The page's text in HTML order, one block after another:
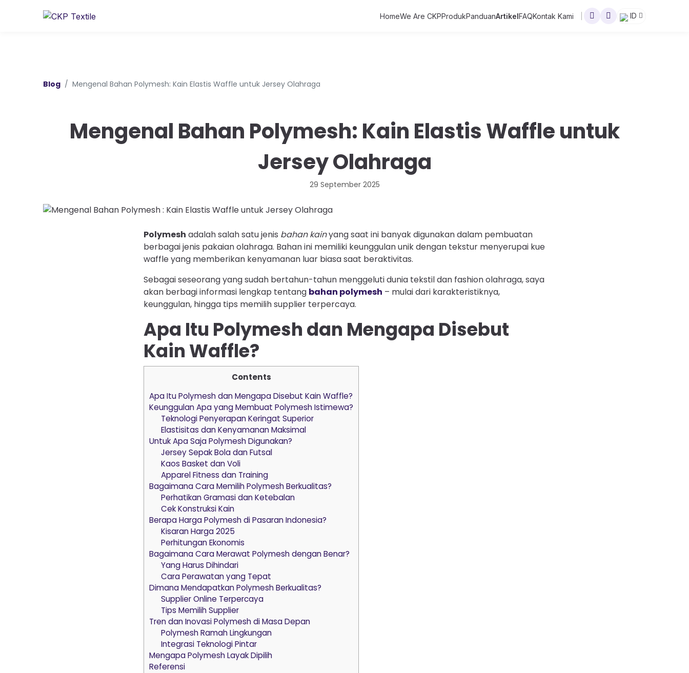
HomeWe Are CKPProdukPanduanArtikelFAQKontak Kami ID
Blog Mengenal Bahan Polymesh: Kain Elastis Waffle untuk Jersey Olahraga
Mengenal Bahan Polymesh: Kain Elastis Waffle untuk
Jersey Olahraga
29 September 2025
Polymesh adalah salah satu jenis bahan kainyang saat ini banyak digunakan dalam pembuatan
berbagai jenis pakaian olahraga. Bahan ini memiliki keunggulan unik dengan tekstur menyerupai kue
waffle yang memberikan kenyamanan luar biasa saat beraktivitas.
Sebagai seseorang yang sudah bertahun-tahun menggeluti dunia tekstil dan fashion olahraga, saya
akan berbagi informasi lengkap tentang bahan polymesh – mulai dari karakteristiknya,
keunggulan, hingga tips memilih supplier terpercaya.
Apa Itu Polymesh dan Mengapa Disebut
Kain Waffle?
Contents
Apa Itu Polymesh dan Mengapa Disebut Kain Waffle?
Keunggulan Apa yang Membuat Polymesh Istimewa?
Teknologi Penyerapan Keringat Superior
Elastisitas dan Kenyamanan Maksimal
Untuk Apa Saja Polymesh Digunakan?
Jersey Sepak Bola dan Futsal
Kaos Basket dan Voli
Apparel Fitness dan Training
Bagaimana Cara Memilih Polymesh Berkualitas?
Perhatikan Gramasi dan Ketebalan
Cek Konstruksi Kain
Berapa Harga Polymesh di Pasaran Indonesia?
Kisaran Harga 2025
Perhitungan Ekonomis
Bagaimana Cara Merawat Polymesh dengan Benar?
Yang Harus Dihindari
Cara Perawatan yang Tepat
Dimana Mendapatkan Polymesh Berkualitas?
Supplier Online Terpercaya
Tips Memilih Supplier
Tren dan Inovasi Polymesh di Masa Depan
Polymesh Ramah Lingkungan
Integrasi Teknologi Pintar
Mengapa Polymesh Layak Dipilih
Referensi